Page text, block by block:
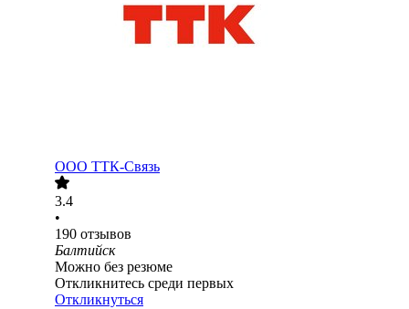
ООО ТТК-Связь
3.4
•
190 отзывов
Балтийск
Можно без резюме
Откликнитесь среди первых
Откликнуться